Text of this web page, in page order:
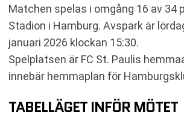
Matchen spelas i omgång 16 av 34
Stadion i Hamburg. Avspark är
januari 2026 klockan 15:30.
Spelplatsen är FC St. Paulis
innebär hemmaplan för
TABELLÄGET INFÖR MÖTET